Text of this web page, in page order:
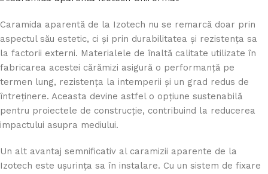
Caramida aparentă de la Izotech nu se remarcă doar prin
aspectul său estetic, ci și prin durabilitatea și rezistența sa
la factorii externi. Materialele de înaltă calitate utilizate în
fabricarea acestei cărămizi asigură o performanță pe
termen lung, rezistența la intemperii și un grad redus de
întreținere. Aceasta devine astfel o opțiune sustenabilă
pentru proiectele de construcție, contribuind la reducerea
impactului asupra mediului.
Un alt avantaj semnificativ al caramizii aparente de la
Izotech este ușurința sa în instalare. Cu un sistem de fixare